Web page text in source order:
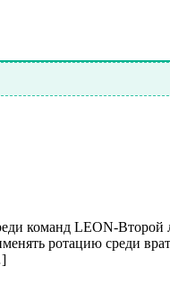
команд LEON-
ротацию среди